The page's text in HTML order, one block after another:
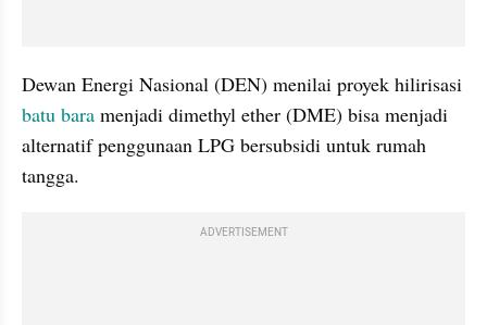
batu bara menjadi dimethyl ether (DME) bisa menjadi
alternatif penggunaan LPG bersubsidi untuk rumah
tangga.
ADVERTISEMENT